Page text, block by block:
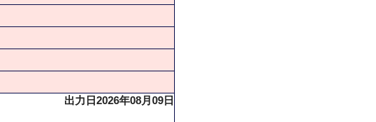
出力日2026年08月09日